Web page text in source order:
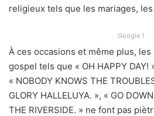
religieux tels que les mariages,
Google 1
À ces occasions et même plus,
gospel tels que « OH HAPPY DAY!
« NOBODY KNOWS THE
GLORY HALLELUYA. », « GO
THE RIVERSIDE. » ne font pas